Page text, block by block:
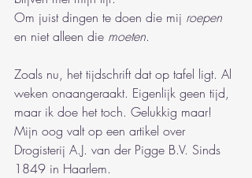
Om juist dingen te doen die mij roepen
en niet alleen die moeten.
Zoals nu, het tijdschrift dat op tafel ligt. Al
weken onaangeraakt. Eigenlijk geen tijd,
maar ik doe het toch. Gelukkig maar!
Mijn oog valt op een artikel over
Drogisterij A.J. van der Pigge B.V. Sinds
1849 in Haarlem.